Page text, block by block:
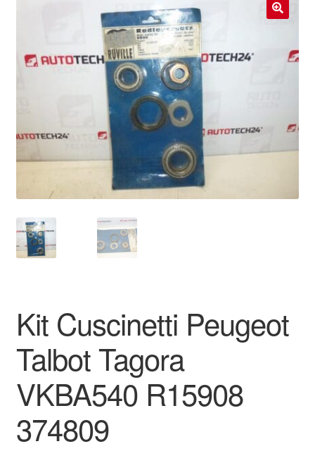
Pagamenti
Politica sulla riservatezza
Procedura di Reclamo
Registratore di cassa
Rimostranza
Spedizione in tutto il mondo
Kit Cuscinetti Peugeot
Talbot Tagora
VKBA540 R15908
374809